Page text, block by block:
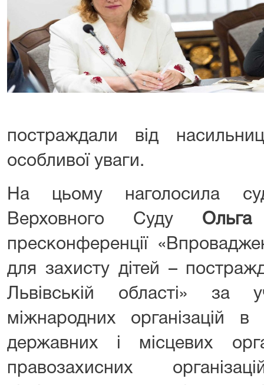
постраждали від
особливої уваги.
На цьому наголосила
Верховного Суду
пресконференції
для захисту дітей –
Львівській області» за
міжнародних організацій в
державних і місцевих
правозахисних